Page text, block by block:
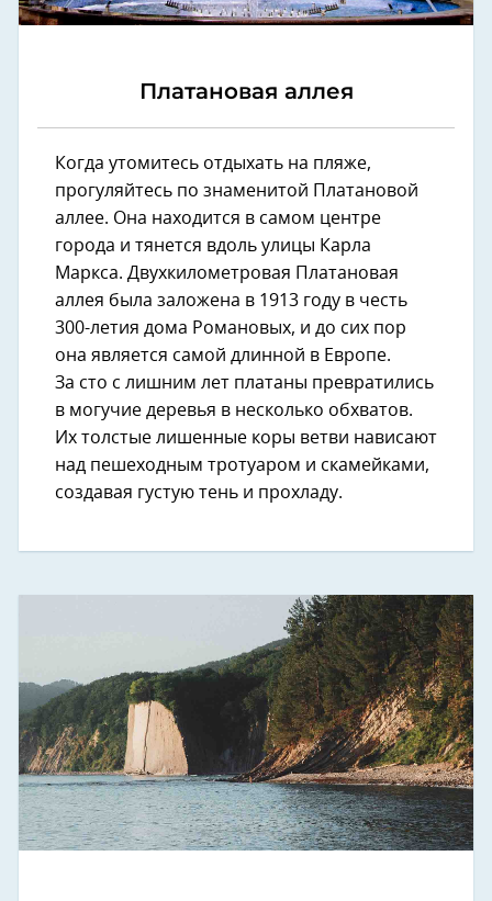
Платановая аллея
Когда утомитесь отдыхать на пляже,
прогуляйтесь по знаменитой Платановой
аллее. Она находится в самом центре
города и тянется вдоль улицы Карла
Маркса. Двухкилометровая Платановая
аллея была заложена в 1913 году в честь
300-летия дома Романовых, и до сих пор
она является самой длинной в Европе.
За сто с лишним лет платаны превратились
в могучие деревья в несколько обхватов.
Их толстые лишенные коры ветви нависают
над пешеходным тротуаром и скамейками,
создавая густую тень и прохладу.